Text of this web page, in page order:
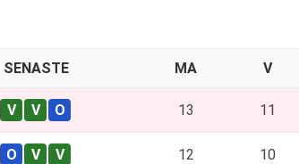
SENASTE MA V
13 11
12 10